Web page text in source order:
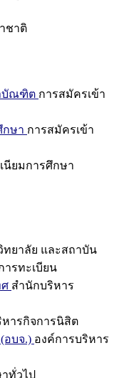
ชาติ
บัณฑิต การสมัครเข้า
กษา การสมัครเข้า
นียมการศึกษา
ยาลัย และสถาบัน
ารทะเบียน
สำนักบริหาร
ารกิจการนิสิต
อบจ.) องค์การบริหาร
ทั่วไป